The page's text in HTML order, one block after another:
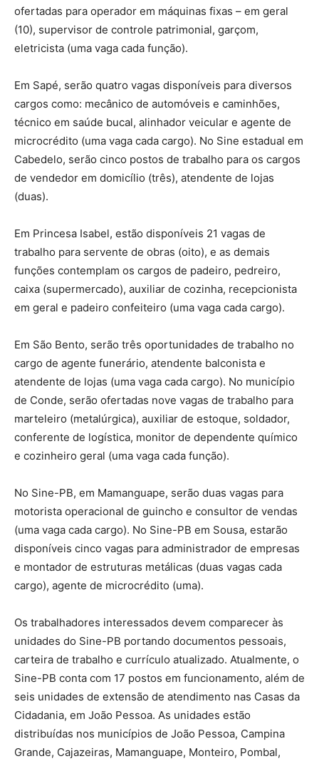
ofertadas para operador em máquinas fixas – em geral
(10), supervisor de controle patrimonial, garçom,
eletricista (uma vaga cada função).
Em Sapé, serão quatro vagas disponíveis para diversos
cargos como: mecânico de automóveis e caminhões,
técnico em saúde bucal, alinhador veicular e agente de
microcrédito (uma vaga cada cargo). No Sine estadual em
Cabedelo, serão cinco postos de trabalho para os cargos
de vendedor em domicílio (três), atendente de lojas
(duas).
Em Princesa Isabel, estão disponíveis 21 vagas de
trabalho para servente de obras (oito), e as demais
funções contemplam os cargos de padeiro, pedreiro,
caixa (supermercado), auxiliar de cozinha, recepcionista
em geral e padeiro confeiteiro (uma vaga cada cargo).
Em São Bento, serão três oportunidades de trabalho no
cargo de agente funerário, atendente balconista e
atendente de lojas (uma vaga cada cargo). No município
de Conde, serão ofertadas nove vagas de trabalho para
marteleiro (metalúrgica), auxiliar de estoque, soldador,
conferente de logística, monitor de dependente químico
e cozinheiro geral (uma vaga cada função).
No Sine-PB, em Mamanguape, serão duas vagas para
motorista operacional de guincho e consultor de vendas
(uma vaga cada cargo). No Sine-PB em Sousa, estarão
disponíveis cinco vagas para administrador de empresas
e montador de estruturas metálicas (duas vagas cada
cargo), agente de microcrédito (uma).
Os trabalhadores interessados devem comparecer às
unidades do Sine-PB portando documentos pessoais,
carteira de trabalho e currículo atualizado. Atualmente, o
Sine-PB conta com 17 postos em funcionamento, além de
seis unidades de extensão de atendimento nas Casas da
Cidadania, em João Pessoa. As unidades estão
distribuídas nos municípios de João Pessoa, Campina
Grande, Cajazeiras, Mamanguape, Monteiro, Pombal,